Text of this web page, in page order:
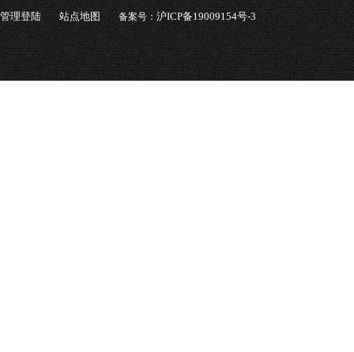
管理登陆 站点地图 备案号：沪ICP备19009154号-3